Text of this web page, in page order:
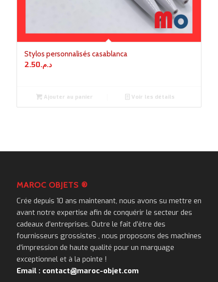
Stylos personnalisés casablanca
د.م.2.50
Ajouter au panier Voir les détails
MAROC OBJETS ®
Crée depuis 10 ans maintenant, nous avons su mettre en
avant notre expertise afin de conquérir le secteur des
cadeaux d’entreprises. Outre le fait d’être des
fournisseurs grossistes , nous proposons des machines
d’impression de haute qualité pour un marquage
exceptionnel et à la pointe !
Email : contact@maroc-objet.com